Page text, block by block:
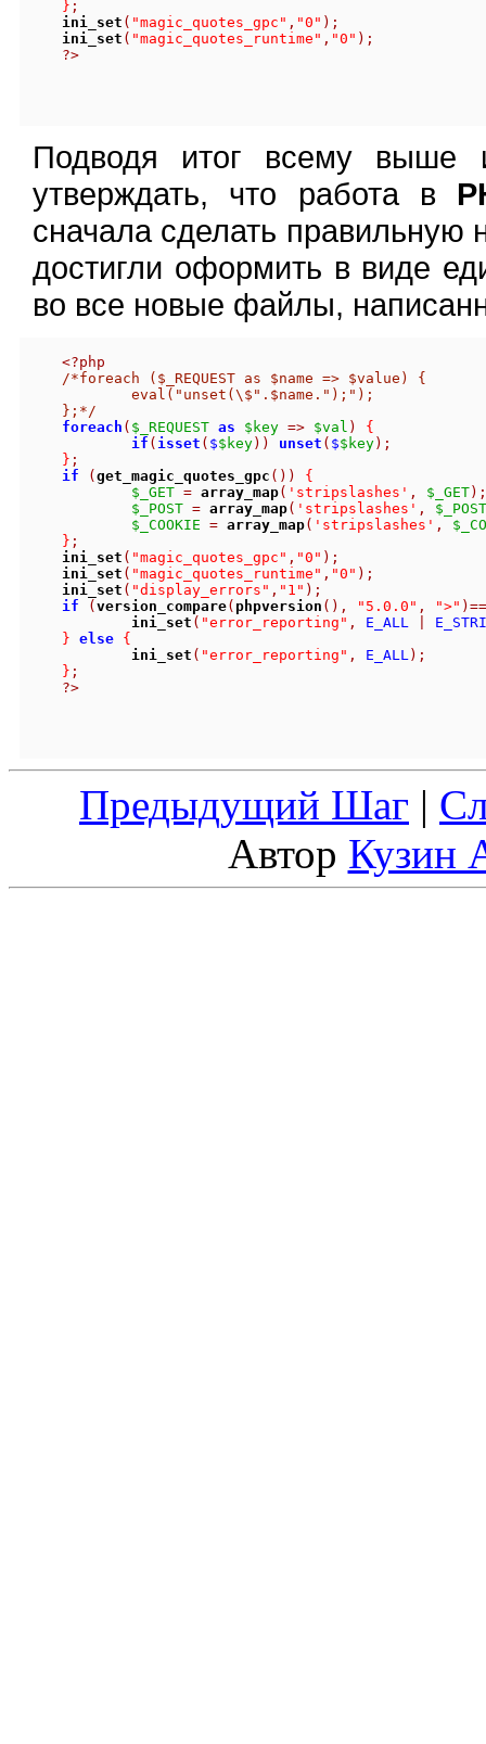
} ;
ini_set ( "magic_quotes_gpc" , "0" );
ini_set ( "magic_quotes_runtime" , "0" );
?>
Подводя итог всему выше
утверждать, что работа в
сначала сделать правильную
достигли оформить в виде
во все новые файлы,
<?php
/*foreach ($_REQUEST as $name => $value) {
	eval("unset(\$".$name.");");
};*/
foreach ( $_REQUEST as $key => $val )
{
if ( isset ( $$key)) unset ( $$key);
} ;
if
(get_magic_quotes_gpc ())
{
$_GET = array_map( 'stripslashes' , $_GET);
$_POST = array_map( 'stripslashes' ,
$_POST
$_COOKIE = array_map( 'stripslashes' ,
} ;
ini_set ( "magic_quotes_gpc" , "0" );
ini_set ( "magic_quotes_runtime" , "0" );
ini_set ( "display_errors" , "1" );
if
(version_compare( phpversion (), "5.0.0" , ">" )==
ini_set ( "error_reporting" , E_ALL
} else {
ini_set ( "error_reporting" , E_ALL );
} ;
?>
Предыдущий Шаг |
Автор Кузин